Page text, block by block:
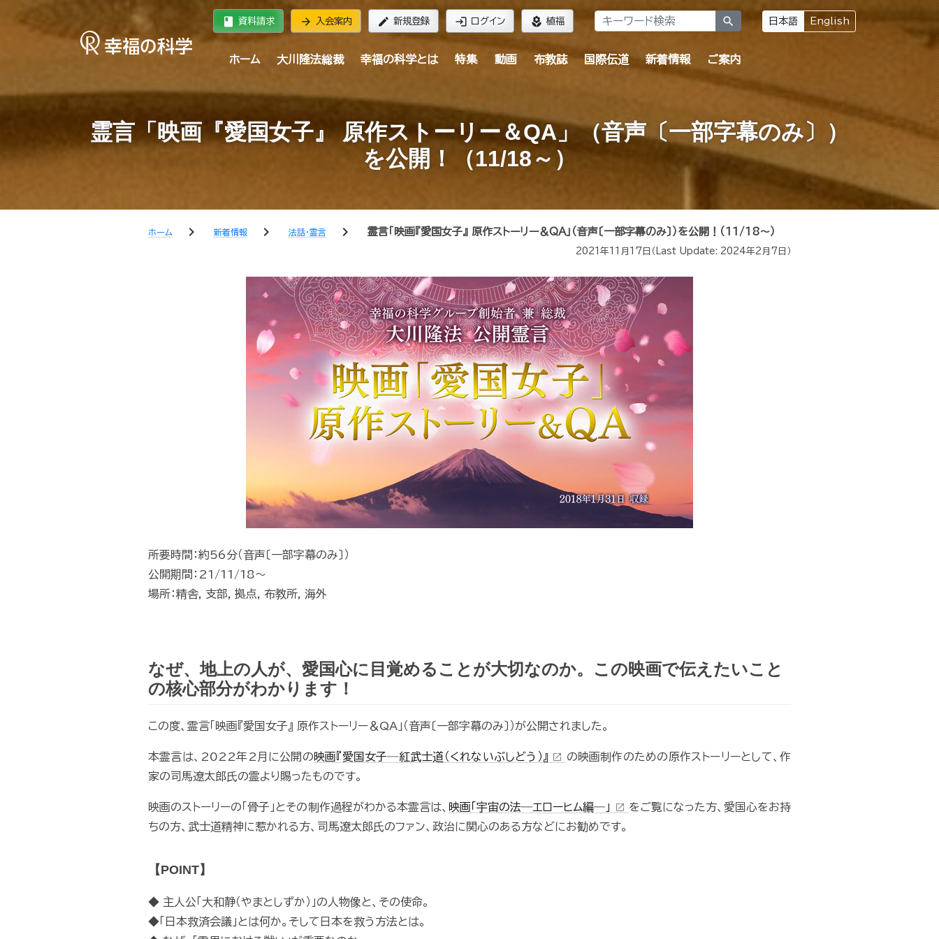
book 資料請求 arrow_forward 入会案内 edit 新規登録 login ログイン local_florist 植福 search 日本語 English
ホーム 大川隆法総裁 幸福の科学とは 特集 動画 布教誌 国際伝道 新着情報 ご案内
霊言「映画『愛国女子』 原作ストーリー＆QA」（音声〔一部字幕のみ〕）
を公開！（11/18～）
ホーム chevron_right 新着情報 chevron_right 法話・霊言 chevron_right 霊言「映画『愛国女子』 原作ストーリー＆QA」（音声〔一部字幕のみ〕）を公開！（11/18～）
2021年11月17日 （Last Update: 2024年2月7日 ）
所要時間：約56分（音声〔一部字幕のみ〕）
公開期間：21/11/18～
場所：精舎, 支部, 拠点, 布教所, 海外
なぜ、地上の人が、愛国心に目覚めることが大切なのか。この映画で伝えたいこと
の核心部分がわかります！
この度、霊言「映画『愛国女子』 原作ストーリー＆QA」（音声〔一部字幕のみ〕）が公開されました。
本霊言は、2022年2月に公開の映画『愛国女子─紅武士道（くれないぶしどう）』 open_in_new の映画制作のための原作ストーリーとして、作
家の司馬遼太郎氏の霊より賜ったものです。
映画のストーリーの「骨子」とその制作過程がわかる本霊言は、 映画「宇宙の法―エローヒム編―」 open_in_new をご覧になった方、愛国心をお持
ちの方、武士道精神に惹かれる方、司馬遼太郎氏のファン、政治に関心のある方などにお勧めです。
【POINT】
◆ 主人公「大和静（やまとしずか）」の人物像と、その使命。
◆「日本救済会議」とは何か。そして日本を救う方法とは。